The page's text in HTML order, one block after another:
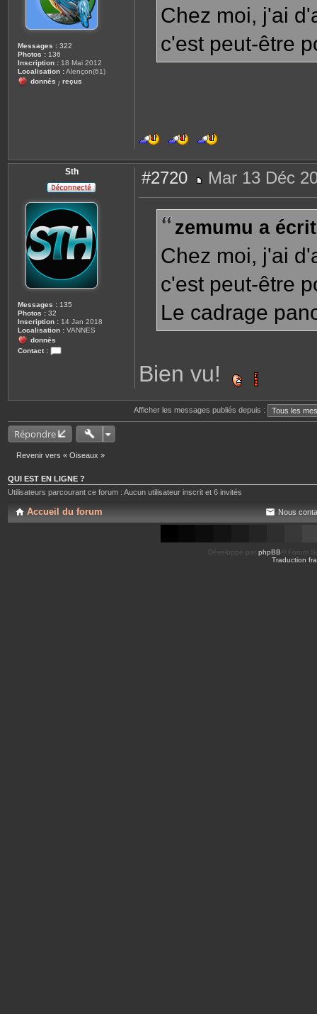
Messages : 322
Photos : 136
Inscription : 18 Mai 2012
Localisation :Alençon(61)
donnés / reçus
Chez moi, j'ai
c'est peut-être
Sth
Messages : 135
Photos : 32
Inscription : 14 Jan 2018
Localisation : VANNES
donnés
Contact :
c
r
S
t
h
#2720
e
Mar 13 Déc
zemumu a
Chez moi, j'ai
c'est peut-être
Le cadrage
Bien vu!
Afficher les messages publiés depuis :
Répondre
Revenir vers « Oiseaux »
QUI EST EN LIGNE ?
Utilisateurs parcourant ce forum : Aucun utilisateur inscrit et 6 invités
Accueil du forum Nous
Développé par phpBB ® Forum
Traduction